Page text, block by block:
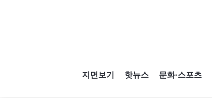
지면보기 핫뉴스 문화·스포츠